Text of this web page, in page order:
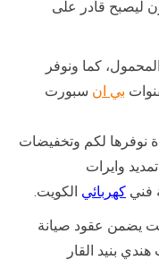
ليصبح قادر على
كما ونوفر
بي ان سبورت
نوفرها لكم وتخفيضات
وايرات
فني كهربائي الكويت.
يضمن عقود صيانة
بنيد القار